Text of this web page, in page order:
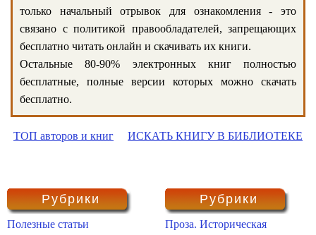
только начальный отрывок для ознакомления - это
связано с политикой правообладателей, запрещающих
бесплатно читать онлайн и скачивать их книги.
Остальные 80-90% электронных книг полностью
бесплатные, полные версии которых можно скачать
бесплатно.
ТОП авторов и книг ИСКАТЬ КНИГУ В БИБЛИОТЕКЕ
Рубрики
Полезные статьи
Рубрики
Проза. Историческая